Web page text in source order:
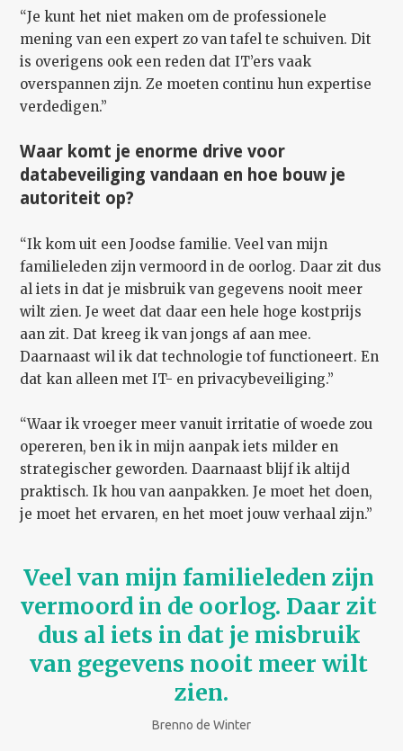
“Je kunt het niet maken om de professionele
mening van een expert zo van tafel te schuiven. Dit
is overigens ook een reden dat IT’ers vaak
overspannen zijn. Ze moeten continu hun expertise
verdedigen.”
Waar komt je enorme drive voor
databeveiliging vandaan en hoe bouw je
autoriteit op?
“Ik kom uit een Joodse familie. Veel van mijn
familieleden zijn vermoord in de oorlog. Daar zit dus
al iets in dat je misbruik van gegevens nooit meer
wilt zien. Je weet dat daar een hele hoge kostprijs
aan zit. Dat kreeg ik van jongs af aan mee.
Daarnaast wil ik dat technologie tof functioneert. En
dat kan alleen met IT- en privacybeveiliging.”
“Waar ik vroeger meer vanuit irritatie of woede zou
opereren, ben ik in mijn aanpak iets milder en
strategischer geworden. Daarnaast blijf ik altijd
praktisch. Ik hou van aanpakken. Je moet het doen,
je moet het ervaren, en het moet jouw verhaal zijn.”
Veel van mijn familieleden zijn
vermoord in de oorlog. Daar zit
dus al iets in dat je misbruik
van gegevens nooit meer wilt
zien.
Brenno de Winter